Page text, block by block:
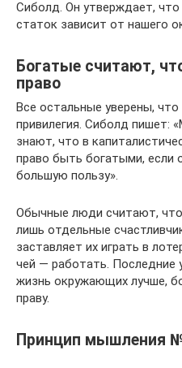
Си­болд. Он утвер­жда­ет,
ста­ток за­ви­сит от на­ше­го
Богатые считают,
право
Все остальные уверены,
привилегия. Си­болд пишет:
знают, что в
право быть бо­га­ты­ми, если
большую поль­зу».
Обыч­ные люди счи­та­ют,
лишь от­дель­ные
за­став­ля­ет их иг­рать в
чей — ра­бо­тать. По­след­ние
жизнь окру­жа­ю­щих лучше,
праву.
Принцип мышления